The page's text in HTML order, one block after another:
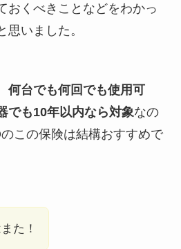
おくべきことなどをわかっ
思いました。
何台でも何回でも使用可
でも10年以内なら対象なの
この保険は結構おすすめで
た！